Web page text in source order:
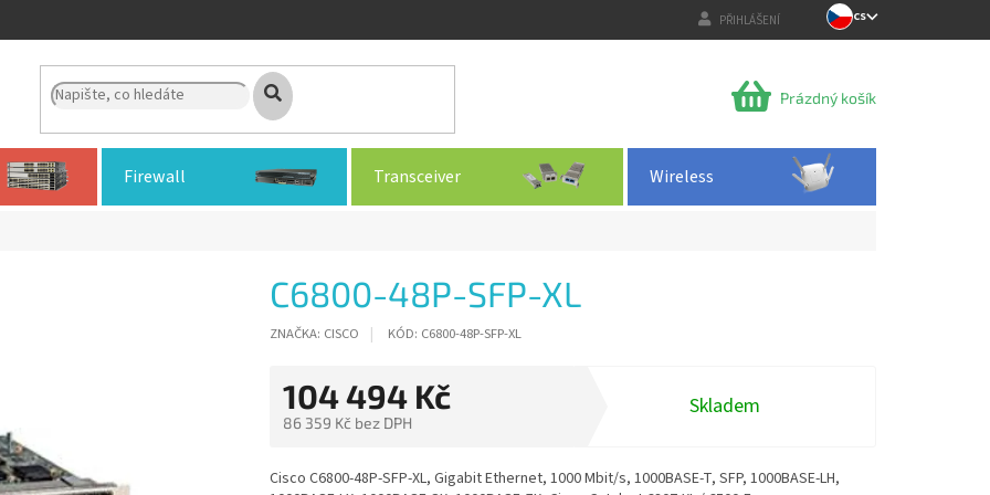
PŘIHLÁŠENÍ CS
NÁKUPNÍ
Prázdný košík
Firewall Transceiver Wireless
C6800-48P-SFP-XL
ZNAČKA: CISCO KÓD: C6800-48P-SFP-XL
104 494 Kč
86 359 Kč bez DPH
cena:
Skladem
Cisco C6800-48P-SFP-XL, Gigabit Ethernet, 1000 Mbit/s, 1000BASE-T, SFP, 1000BASE‑LH,